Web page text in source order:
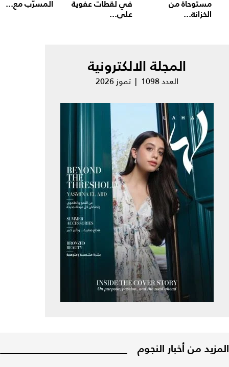
مستوحاة من
الخزانة...
في لقطات عفوية
على...
المسرّب مع...
المجلة الالكترونية
العدد 1098 | تموز 2026
المزيد من أخبار النجوم